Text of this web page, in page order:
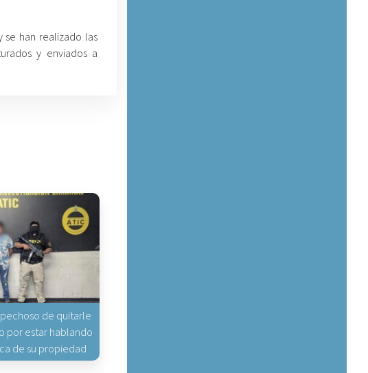
han realizado las
y enviados a
de quitarle
por estar hablando
de su propiedad